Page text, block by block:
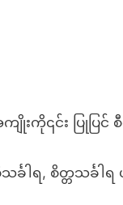
ကို၎င်း ပြုပြင်
ခါရ, စိတ္တသင်္ခါ